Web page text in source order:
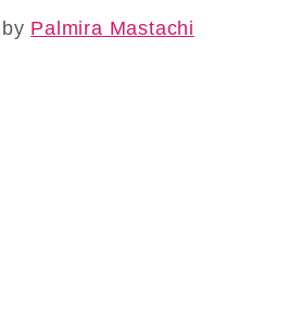
by Palmira Mastachi